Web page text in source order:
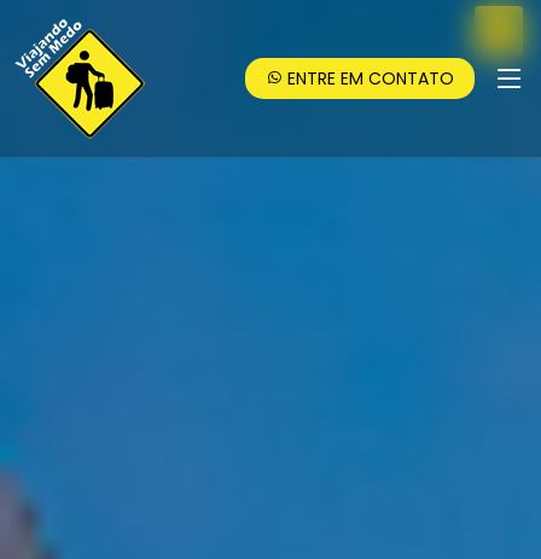
ENTRE EM CONTATO